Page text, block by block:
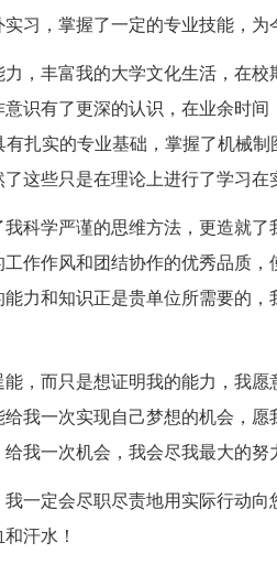
习，掌握了一定的专业技能，为
，丰富我的大学文化生活，在
识有了更深的认识，在业余时
扎实的专业基础，掌握了机械
这些只是在理论上进行了学习在
科学严谨的思维方法，更造就
作作风和团结协作的优秀品质，
力和知识正是贵单位所需要的
，而只是想证明我的能力，我
我一次实现自己梦想的机会，
我一次机会，我会尽我最大的努
一定会尽职尽责地用实际行动
汗水！